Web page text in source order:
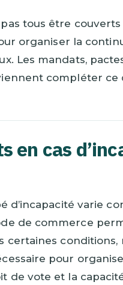
tous être
organiser la
Les mandats,
compléter ce
en cas
d’incapacité varie
de commerce
certaines conditions,
pour
de vote et la